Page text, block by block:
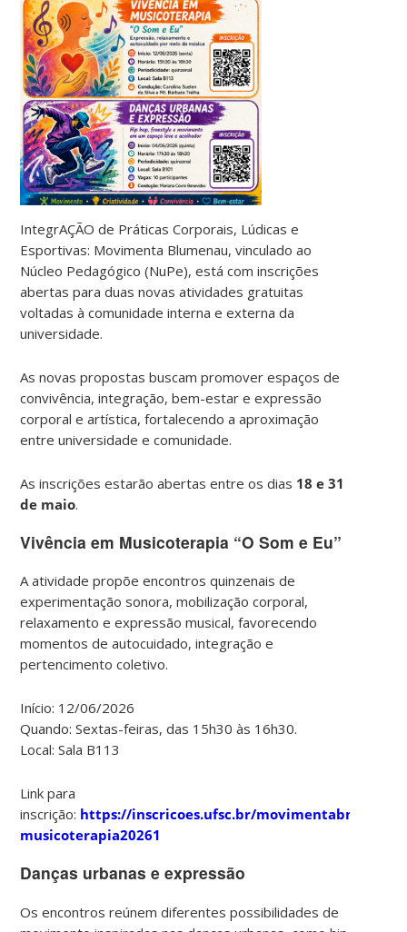
IntegrAÇÃO de Práticas Corporais, Lúdicas e
Esportivas: Movimenta Blumenau, vinculado ao
Núcleo Pedagógico (NuPe), está com inscrições
abertas para duas novas atividades gratuitas
voltadas à comunidade interna e externa da
universidade.
As novas propostas buscam promover espaços de
convivência, integração, bem-estar e expressão
corporal e artística, fortalecendo a aproximação
entre universidade e comunidade.
As inscrições estarão abertas entre os dias 18 e 31
de maio.
Vivência em Musicoterapia “O Som e Eu”
A atividade propõe encontros quinzenais de
experimentação sonora, mobilização corporal,
relaxamento e expressão musical, favorecendo
momentos de autocuidado, integração e
pertencimento coletivo.
Início: 12/06/2026
Quando: Sextas-feiras, das 15h30 às 16h30.
Local: Sala B113
Link para
inscrição: https://inscricoes.ufsc.br/movimentabnu-
musicoterapia20261
Danças urbanas e expressão
Os encontros reúnem diferentes possibilidades de